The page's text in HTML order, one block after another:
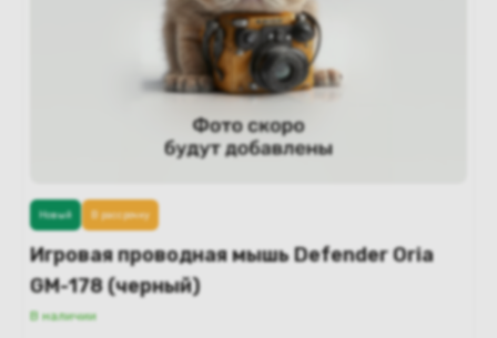
Игровая проводная мышь Defender Oria
GM-178 (черный)
В наличии
Новый В рассрочку